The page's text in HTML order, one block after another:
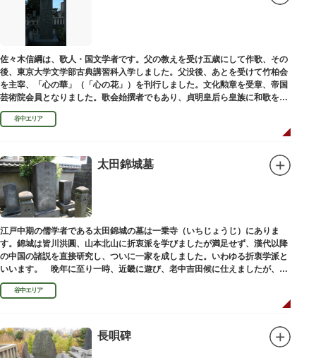
佐々木信綱は、歌人・国文学者です。父の教えを受け五歳にして作歌、その
後、東京大学文学部古典講習科入学しました。父没後、あとを受けて竹柏会
を主宰、「心の華」（「心の花」）を刊行しました。文化勲章を受章、帝国
芸術院会員となりました。歌会始撰者でもあり、貞明皇后ら皇族に和歌を指
導しました。そのお墓は谷中霊園にあります。
谷中エリア
太田錦城墓
江戸中期の儒学者である太田錦城の墓は一乗寺（いちじょうじ）にありま
す。錦城は皆川洪圓、山本北山に折衷派を学びましたが満足せず、漢代以降
の中国の諸説を直接研究し、ついに一家を成しました。いわゆる折衷学派と
いいます。 晩年に至り一時、近畿に遊び、老中吉田候に仕えましたが、前
田家に賓使としてまぬかれ、三百石を給せられました。
谷中エリア
長唄碑